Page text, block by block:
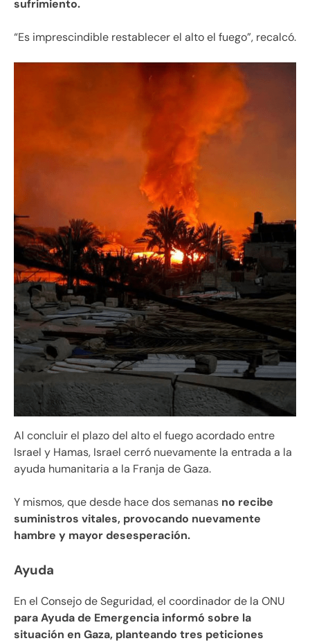
sufrimiento.
“Es imprescindible restablecer el alto el fuego”, recalcó.
Al concluir el plazo del alto el fuego acordado entre
Israel y Hamas, Israel cerró nuevamente la entrada a la
ayuda humanitaria a la Franja de Gaza.
Y mismos, que desde hace dos semanas no recibe
suministros vitales, provocando nuevamente
hambre y mayor desesperación.
Ayuda
En el Consejo de Seguridad, el coordinador de la ONU
para Ayuda de Emergencia informó sobre la
situación en Gaza, planteando tres peticiones